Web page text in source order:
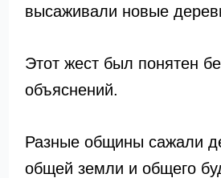
высаживали новые
Этот жест был понятен
объяснений.
Разные общины сажали
общей земли и общего